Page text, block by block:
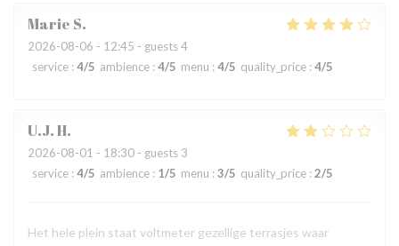
Marie S
2026-08-06 - 12:45 - guests 4
service : 4/5 ambience : 4/5 menu : 4/5 quality_price : 4/5
U.J.H
2026-08-01 - 18:30 - guests 3
service : 4/5 ambience : 1/5 menu : 3/5 quality_price : 2/5
Het hele plein staat voltmeter gezellige terrasjes waar